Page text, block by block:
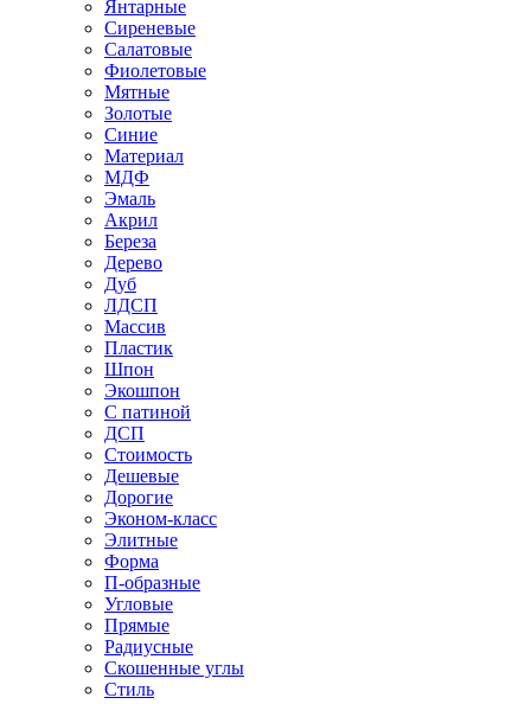
Янтарные
Сиреневые
Салатовые
Фиолетовые
Мятные
Золотые
Синие
Материал
МДФ
Эмаль
Акрил
Береза
Дерево
Дуб
ЛДСП
Массив
Пластик
Шпон
Экошпон
С патиной
ДСП
Стоимость
Дешевые
Дорогие
Эконом-класс
Элитные
Форма
П-образные
Угловые
Прямые
Радиусные
Скошенные углы
Стиль